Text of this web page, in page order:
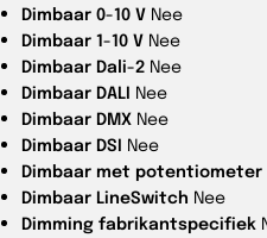
Dimbaar 0-10 V Nee
Dimbaar 1-10 V Nee
Dimbaar Dali-2 Nee
Dimbaar DALI Nee
Dimbaar DMX Nee
Dimbaar DSI Nee
Dimbaar met
Dimbaar LineSwitch Nee
Dimming fabrikantspecifiek